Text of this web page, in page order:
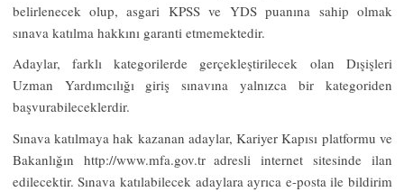
belirlenecek olup, asgari KPSS ve YDS puanına sahip olmak
sınava katılma hakkını garanti etmemektedir.
Adaylar, farklı kategorilerde gerçekleştirilecek olan Dışişleri
Uzman Yardımcılığı giriş sınavına yalnızca bir kategoriden
başvurabileceklerdir.
Sınava katılmaya hak kazanan adaylar, Kariyer Kapısı platformu ve
Bakanlığın http://www.mfa.gov.tr adresli internet sitesinde ilan
edilecektir. Sınava katılabilecek adaylara ayrıca e-posta ile bildirim